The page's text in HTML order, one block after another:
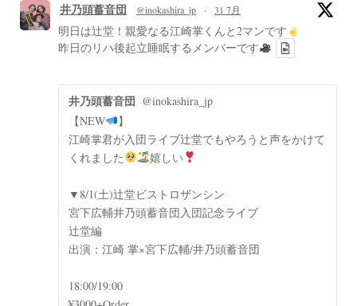
井乃頭蓄音団 @inokashira_jp · 31 7月
明日は辻堂！親愛なる江崎掌くんと2マンです
昨日のリハ後起立睡眠するメンバーです
井乃頭蓄音団 @inokashira_jp
【NEW
】
江崎掌君が入団ライブ辻堂でもやろうと声をかけて
くれました
嬉しい
▼8/1(土)辻堂ビストロザンシン
宮下広輔井乃頭蓄音団入団記念ライブ
辻堂編
出演：江崎 掌×宮下広輔/井乃頭蓄音団
18:00/19:00